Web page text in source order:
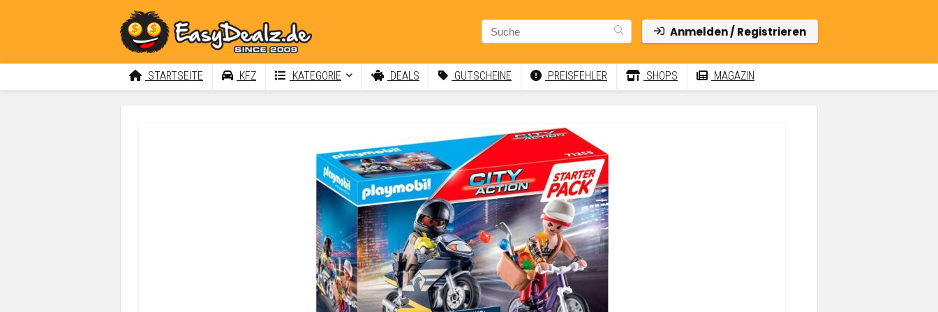
Anmelden / Registrieren
STARTSEITE KFZ KATEGORIE DEALS GUTSCHEINE PREISFEHLER SHOPS MAGAZIN